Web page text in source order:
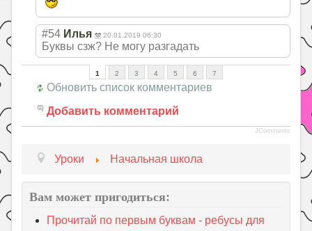
#54 Илья 20.01.2019 06:30
Буквы сзж? Не могу разгадать
1 2 3 4 5 6 7
Обновить список комментариев
Добавить комментарий
JComments
Уроки Начальная школа
Вам может пригодиться:
Прочитай по первым буквам - ребусы для